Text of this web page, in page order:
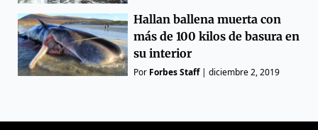
Hallan ballena muerta con
más de 100 kilos de basura en
su interior
Por Forbes Staff|diciembre 2, 2019